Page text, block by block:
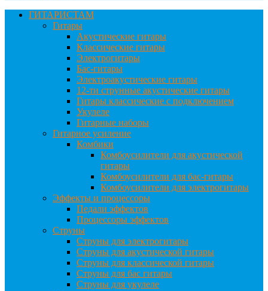
ГИТАРИСТАМ
Гитары
Акустические гитары
Классические гитары
Электрогитары
Бас-гитары
Электроакустические гитары
12-ти струнные акустические гитары
Гитары классические с подключением
Укулеле
Гитарные наборы
Гитарное усиление
Комбики
Комбоусилители для акустической
гитары
Комбоусилители для бас-гитары
Комбоусилители для электрогитары
Эффекты и процессоры
Педали эффектов
Процессоры эффектов
Струны
Струны для электрогитары
Струны для акустической гитары
Струны для классической гитары
Струны для бас гитары
Струны для укулеле